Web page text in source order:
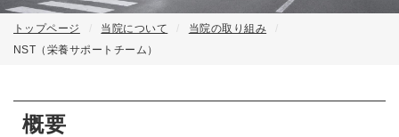
トップページ 当院について
当院の取り組み
NST（栄養サポートチーム）
概要